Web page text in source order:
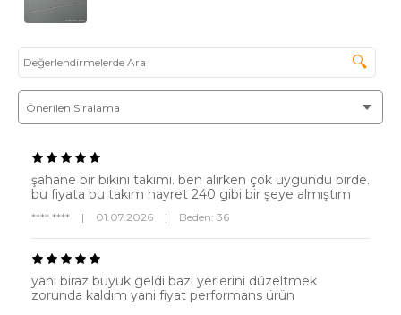
🔍
şahane bir bikini takımı. ben alırken çok uygundu birde.
bu fiyata bu takım hayret 240 gibi bir şeye almıştım
**** **** | 01.07.2026 | Beden: 36
yani biraz buyuk geldi bazi yerlerini düzeltmek
zorunda kaldım yani fiyat performans ürün